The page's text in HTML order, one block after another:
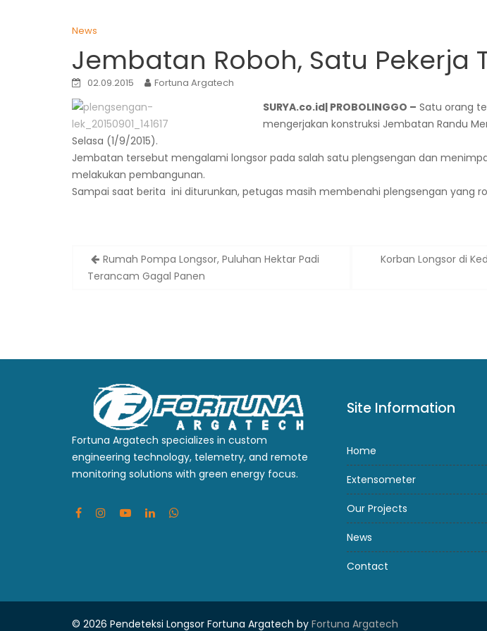
News
Jembatan Roboh, Satu Pekerja
02.09.2015 Fortuna Argatech
SURYA.co.id| PROBOLINGGO – Satu orang
mengerjakan konstruksi Jembatan Randu
Selasa (1/9/2015).
Jembatan tersebut mengalami longsor pada salah satu plengsengan dan
melakukan pembangunan.
Sampai saat berita ini diturunkan, petugas masih membenahi plengsengan yang
Post
navigation
Rumah Pompa Longsor, Puluhan Hektar Padi
Terancam Gagal Panen
Korban Longsor di
Fortuna Argatech specializes in custom
engineering technology, telemetry, and remote
monitoring solutions with green energy focus.
Site Information
Home
Extensometer
Our Projects
News
Contact
© 2026 Pendeteksi Longsor Fortuna Argatech by Fortuna Argatech